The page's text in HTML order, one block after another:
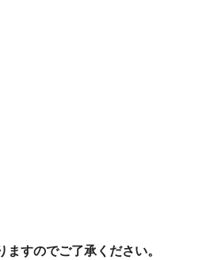
すのでご了承ください。